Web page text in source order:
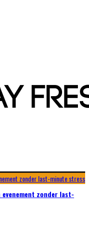
zonder last-